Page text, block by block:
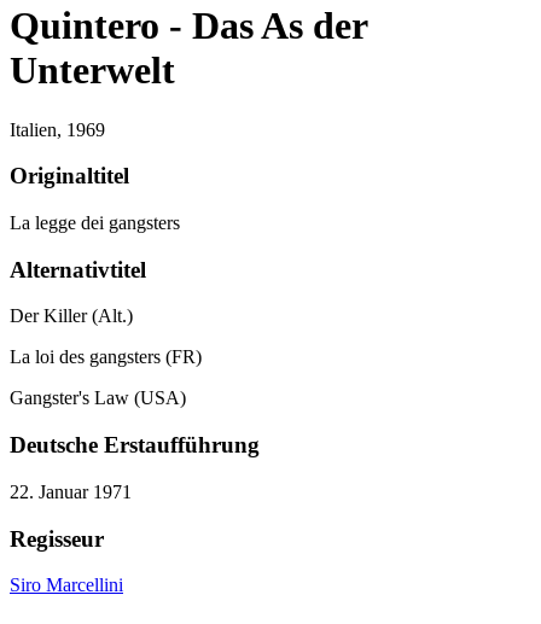
Quintero - Das As der
Unterwelt
Italien, 1969
Originaltitel
La legge dei gangsters
Alternativtitel
Der Killer (Alt.)
La loi des gangsters (FR)
Gangster's Law (USA)
Deutsche Erstaufführung
22. Januar 1971
Regisseur
Siro Marcellini